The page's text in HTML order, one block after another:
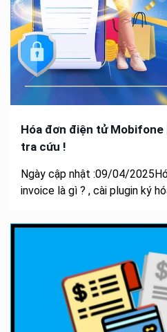
Hóa đơn điện tử Mobifone
tra cứu !
Ngày cập nhật :09/04/
invoice là gì ? , cài plugin ký